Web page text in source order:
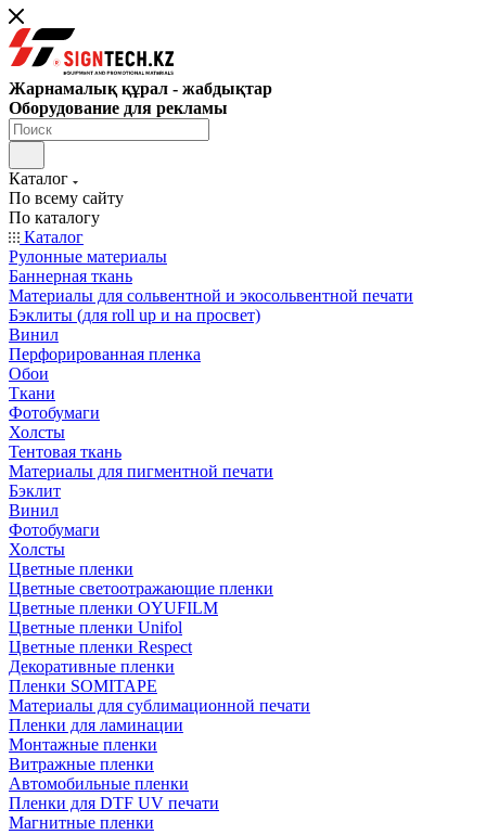
Жарнамалық құрал - жабдықтар
Оборудование для рекламы
Каталог
По всему сайту
По каталогу
Каталог
Рулонные материалы
Баннерная ткань
Материалы для сольвентной и экосольвентной печати
Бэклиты (для roll up и на просвет)
Винил
Перфорированная пленка
Обои
Ткани
Фотобумаги
Холсты
Тентовая ткань
Материалы для пигментной печати
Бэклит
Винил
Фотобумаги
Холсты
Цветные пленки
Цветные светоотражающие пленки
Цветные пленки OYUFILM
Цветные пленки Unifol
Цветные пленки Respect
Декоративные пленки
Пленки SOMITAPE
Материалы для сублимационной печати
Пленки для ламинации
Монтажные пленки
Витражные пленки
Автомобильные пленки
Пленки для DTF UV печати
Магнитные пленки